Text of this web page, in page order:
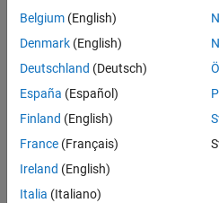
Belgium (English)
Denmark (English)
Deutschland (Deutsch)
España (Español)
Finland (English)
France (Français)
Ireland (English)
Italia (Italiano)
Trust Center Marques déposées
Lutte anti-piratage
Statut des
© 1994-2026 The MathWorks, Inc.